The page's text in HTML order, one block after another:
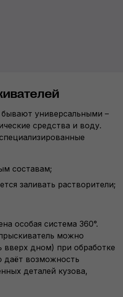
универсальными –
средства и воду.
составам;
заливать растворители;
особая система 360°.
можно
дном) при обработке
даёт возможность
деталей кузова,